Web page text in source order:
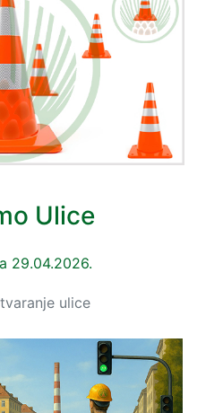
Ulice
29.04.2026.
ulice